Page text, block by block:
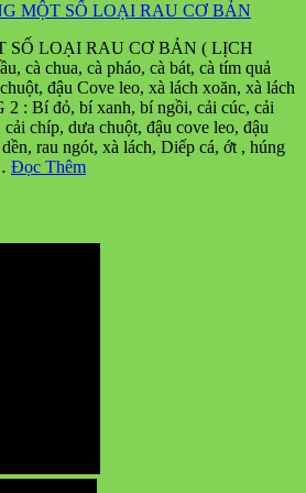
SỐ LOẠI RAU CƠ BẢN ( LỊCH
cà chua, cà pháo, cà bát, cà tím quả
đậu Cove leo, xà lách xoăn, xà lách
: Bí đỏ, bí xanh, bí ngồi, cải cúc, cải
chíp, dưa chuột, đậu cove leo, đậu
rau ngót, xà lách, Diếp cá, ớt , húng
Đọc Thêm